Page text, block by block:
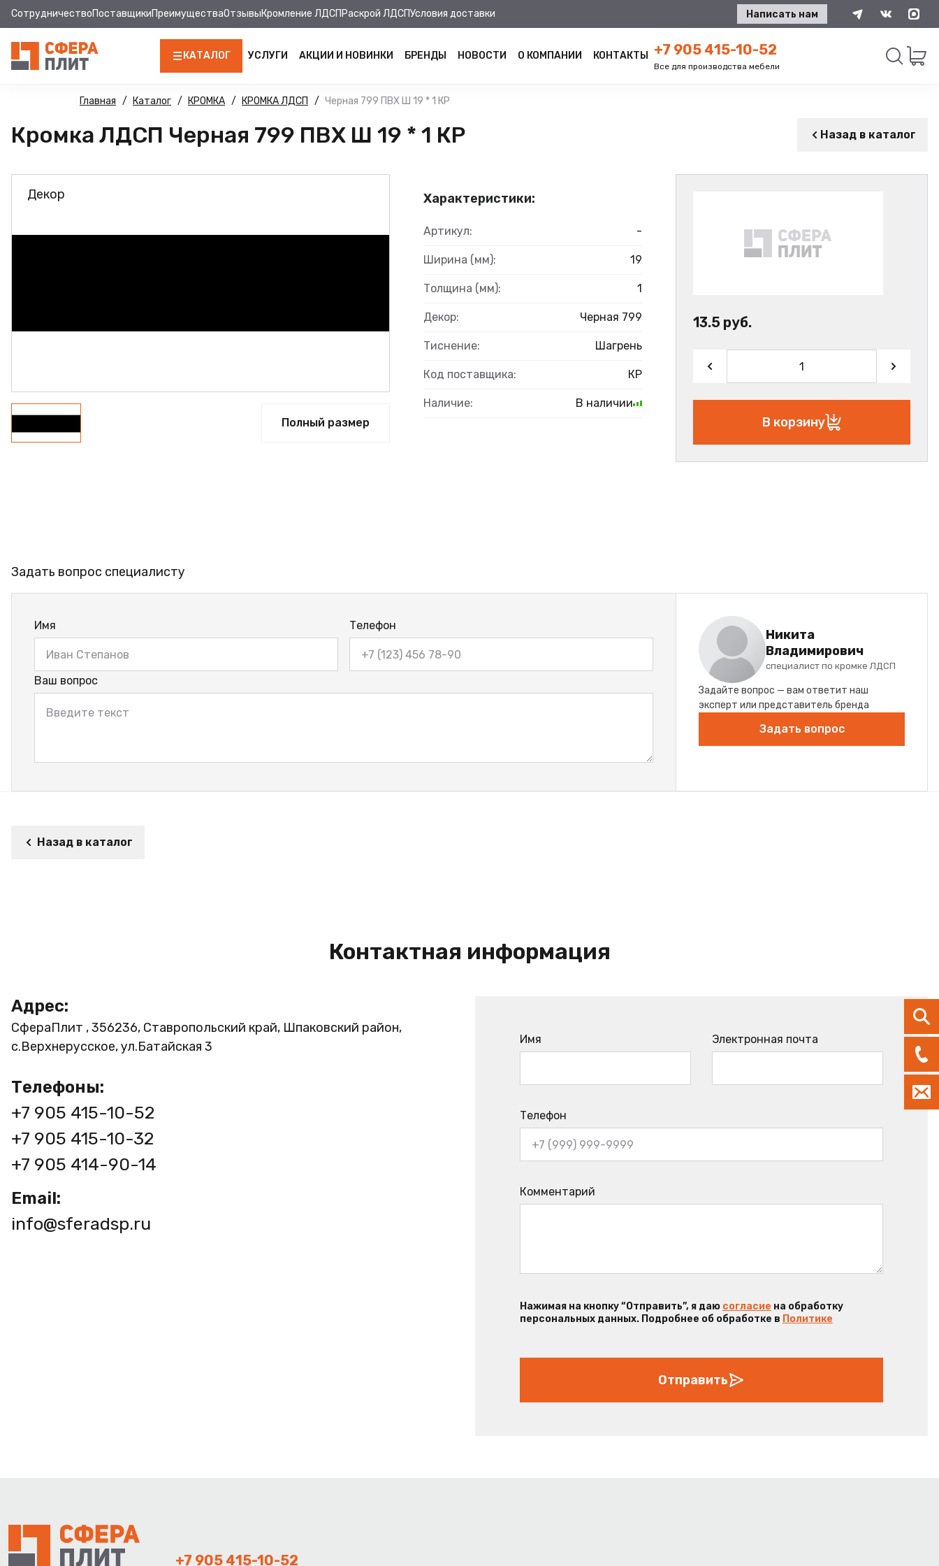
СотрудничествоПоставщикиПреимуществаОтзывыКромление ЛДСП Раскрой ЛДСПУсловия доставки Написать нам
КАТАЛОГ
ЛДСП
КРОМКА
УСЛУГИ АКЦИИ И НОВИНКИ БРЕНДЫ НОВОСТИ О КОМПАНИИ КОНТАКТЫ +7 905 415-10-52
Все для производства мебели
Главная Каталог КРОМКА КРОМКА ЛДСП Черная 799 ПВХ Ш 19 * 1 КР
Кромка ЛДСП Черная 799 ПВХ Ш 19 * 1 КР Назад в каталог
Декор
Полный размер
Характеристики:
Артикул: -
Ширина (мм): 19
Толщина (мм): 1
Декор: Черная 799
Тиснение: Шагрень
Код поставщика: КР
Наличие: В наличии
13.5 руб.
В корзину
Задать вопрос специалисту
Имя Телефон
Ваш вопрос
Никита
Владимирович
специалист по кромке ЛДСП
Задайте вопрос — вам ответит наш
эксперт или представитель бренда
Задать вопрос
Назад в каталог
Контактная информация
Адрес:
СфераПлит , 356236, Ставропольский край, Шпаковский район,
с.Верхнерусское, ул.Батайская 3
Телефоны:
+7 905 415-10-52
+7 905 415-10-32
+7 905 414-90-14
Email:
info@sferadsp.ru
Имя Электронная почта
Телефон
Комментарий
Нажимая на кнопку “Отправить”, я даю согласие на обработку
персональных данных. Подробнее об обработке в Политике
Отправить
+7 905 415-10-52